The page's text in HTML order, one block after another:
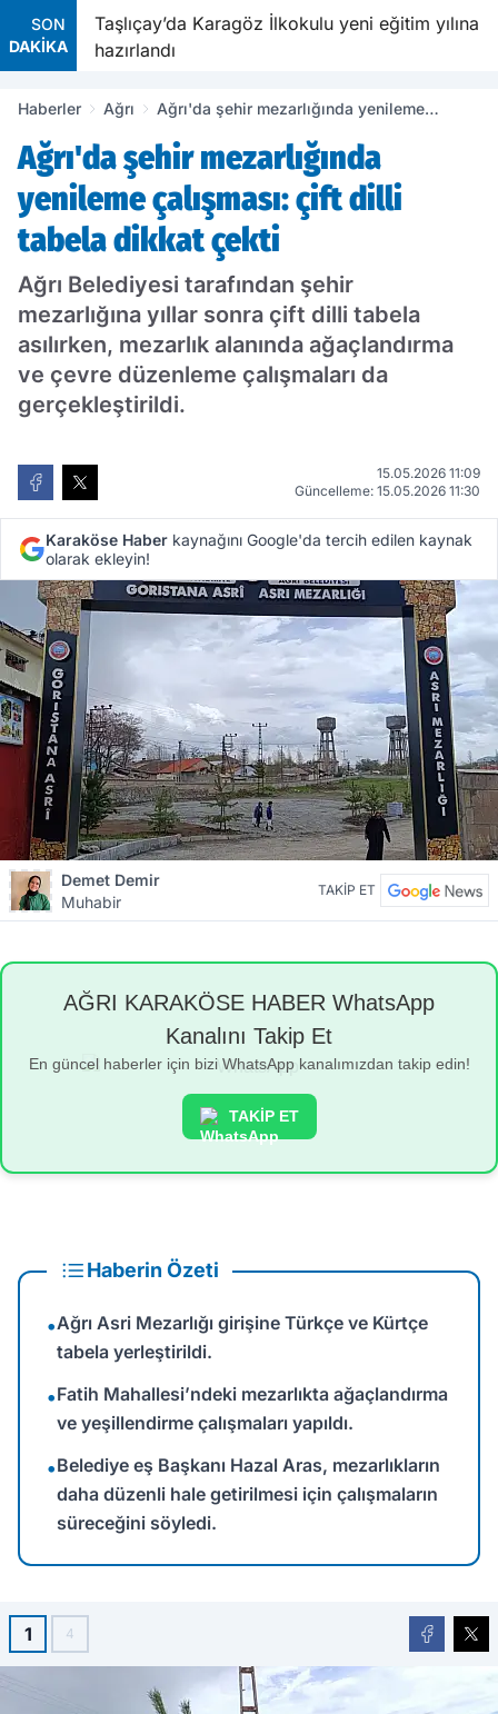
SON
DAKİKA
Taşlıçay’da Karagöz İlkokulu yeni eğitim yılına
hazırlandı
Haberler Ağrı
Ağrı'da şehir mezarlığında yenileme
Ağrı'da şehir mezarlığında
yenileme çalışması: çift dilli
tabela dikkat çekti
Ağrı Belediyesi tarafından şehir
mezarlığına yıllar sonra çift dilli tabela
asılırken, mezarlık alanında ağaçlandırma
ve çevre düzenleme çalışmaları da
gerçekleştirildi.
15.05.2026 11:09
Güncelleme: 15.05.2026 11:30
Karaköse Haber kaynağını Google'da tercih edilen kaynak
olarak ekleyin!
Demet Demir
Muhabir
TAKİP ET
AĞRI KARAKÖSE HABER WhatsApp
Kanalını Takip Et
En güncel haberler için bizi WhatsApp kanalımızdan takip edin!
TAKİP ET
Haberin Özeti
•Ağrı Asri Mezarlığı girişine Türkçe ve Kürtçe
tabela yerleştirildi.
•Fatih Mahallesi’ndeki mezarlıkta ağaçlandırma
ve yeşillendirme çalışmaları yapıldı.
•Belediye eş Başkanı Hazal Aras, mezarlıkların
daha düzenli hale getirilmesi için çalışmaların
süreceğini söyledi.
1 4